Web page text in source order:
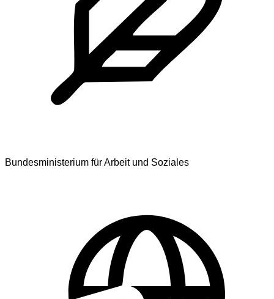
Bundesministerium für Arbeit und Soziales